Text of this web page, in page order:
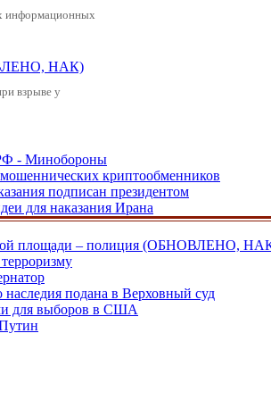
информационных
НАК)
взрыве у
РФ - Минобороны
криптообменников
подписан президентом
для наказания Ирана
площади – полиция (ОБНОВЛЕНО,
наследия подана в Верховный суд
для выборов в США